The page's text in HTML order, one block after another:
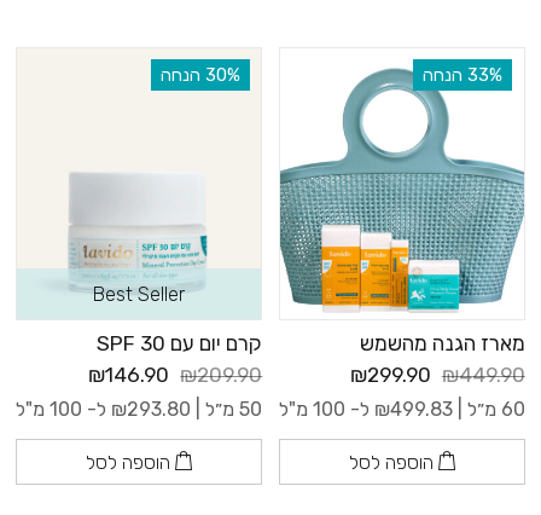
‫33% הנחה
מארז הגנה מהשמש
₪449.90
₪299.90
60 מ״ל | ₪499.83 ל- 100 מ"ל
הוספה לסל
‫30% הנחה
Best Seller
קרם יום עם 30 SPF
₪209.90
₪146.90
50 מ״ל | ₪293.80 ל- 100 מ"ל
הוספה לסל